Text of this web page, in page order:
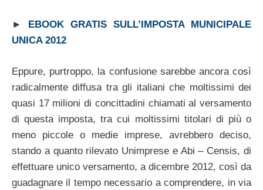
► EBOOK GRATIS SULL’IMPOSTA MUNICIPALE
UNICA 2012
Eppure, purtroppo, la confusione sarebbe ancora così
radicalmente diffusa tra gli italiani che moltissimi dei
quasi 17 milioni di concittadini chiamati al versamento
di questa imposta, tra cui moltissimi titolari di più o
meno piccole o medie imprese, avrebbero deciso,
stando a quanto rilevato Unimprese e Abi – Censis, di
effettuare unico versamento, a dicembre 2012, così da
guadagnare il tempo necessario a comprendere, in via